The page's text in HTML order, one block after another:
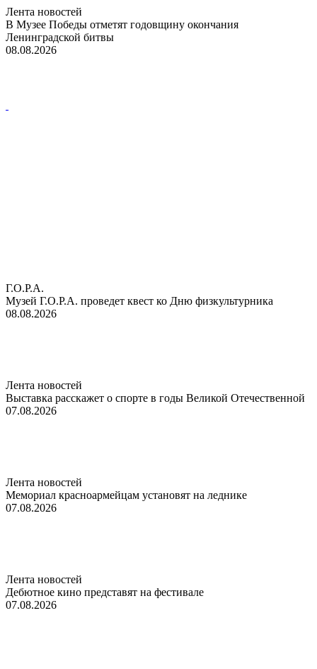
Лента новостей
В Музее Победы отметят годовщину окончания
Ленинградской битвы
08.08.2026
Г.О.Р.А.
Музей Г.О.Р.А. проведет квест ко Дню физкультурника
08.08.2026
Лента новостей
Выставка расскажет о спорте в годы Великой Отечественной
07.08.2026
Лента новостей
Мемориал красноармейцам установят на леднике
07.08.2026
Лента новостей
Дебютное кино представят на фестивале
07.08.2026